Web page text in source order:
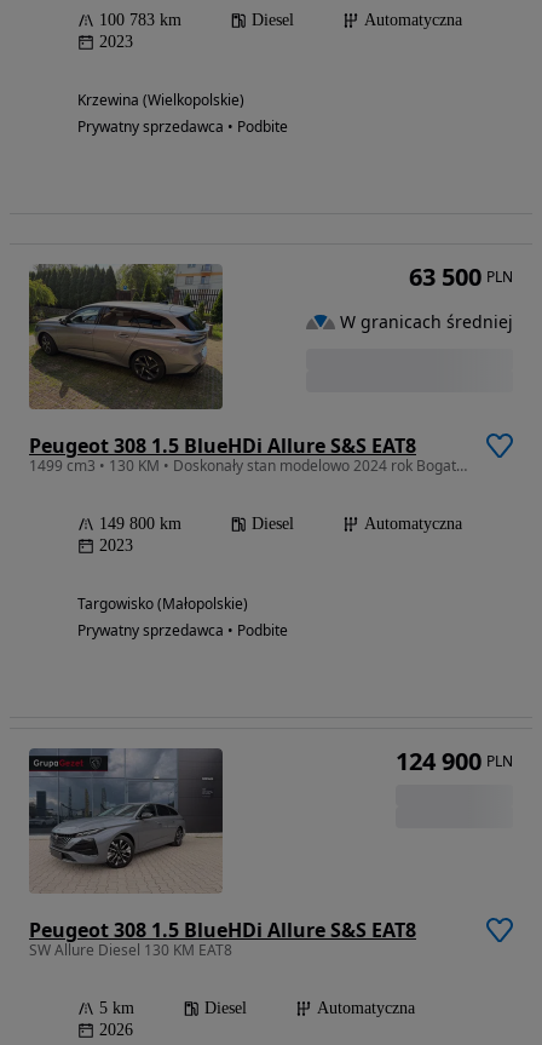
100 783 km Diesel
Automatyczna
2023
Krzewina (Wielkopolskie)
Prywatny sprzedawca • Podbite
Peugeot 308 1.5 BlueHDi Allure S&S EAT8
1499 cm3 • 130 KM • Doskonały stan modelowo 2024 rok Bogata Wersja.Automat
149 800 km Diesel
Automatyczna
2023
Targowisko (Małopolskie)
Prywatny sprzedawca • Podbite
63 500 PLN
W granicach średniej
Peugeot 308 1.5 BlueHDi Allure S&S EAT8
SW Allure Diesel 130 KM EAT8
5 km Diesel
Automatyczna
2026
124 900 PLN